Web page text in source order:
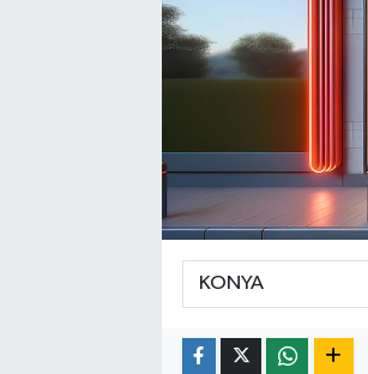
Son Dakika Haberleri